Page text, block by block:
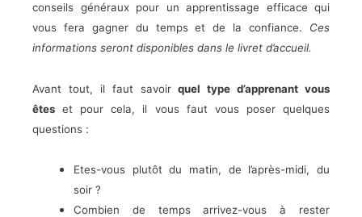
conseils généraux pour un apprentissage efficace qui
vous fera gagner du temps et de la confiance. Ces
informations seront disponibles dans le livret d’accueil.
Avant tout, il faut savoirquel type d’apprenant vous
êtes et pour cela, il vous faut vous poser quelques
questions :
Etes-vous plutôt du matin, de l’après-midi, du
soir ?
Combien de temps arrivez-vous à rester